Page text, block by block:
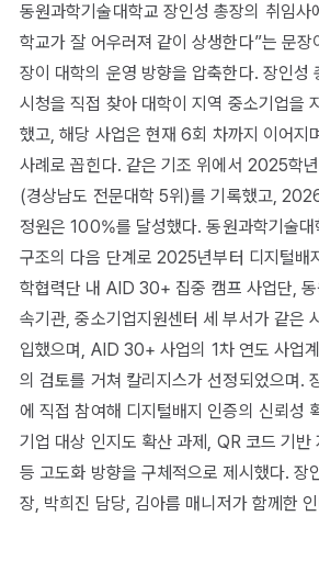
동원과학기술대학교 장인성 총장의 취임사
학교가 잘 어우러져 같이 상생한다”는 문
장이 대학의 운영 방향을 압축한다. 장인
시청을 직접 찾아 대학이 지역 중소기업을
했고, 해당 사업은 현재 6회 차까지 이어지
사례로 꼽힌다. 같은 기조 위에서 2025학
(경상남도 전문대학 5위)를 기록했고,
정원은 100%를 달성했다. 동원과학기술대
구조의 다음 단계로 2025년부터 디지털배
학협력단 내 AID 30+ 집중 캠프 사업단,
속기관, 중소기업지원센터 세 부서가 같은
입했으며, AID 30+ 사업의 1차 연도 사업
의 검토를 거쳐 칼리지스가 선정되었으며.
에 직접 참여해 디지털배지 인증의 신뢰성
기업 대상 인지도 확산 과제, QR 코드 기반
등 고도화 방향을 구체적으로 제시했다. 장
장, 박희진 담당, 김아름 매니저가 함께한